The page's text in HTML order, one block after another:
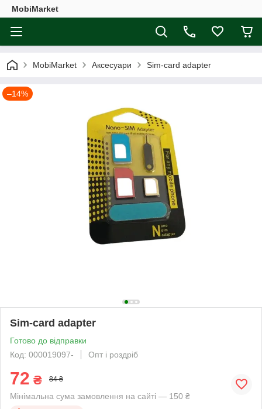
MobiMarket
MobiMarket Аксесуари Sim-card adapter
–14%
Sim-card adapter
Готово до відправки
Код: 000019097-
Опт і роздріб
72 ₴ 84 ₴
Мінімальна сума замовлення на сайті — 150 ₴